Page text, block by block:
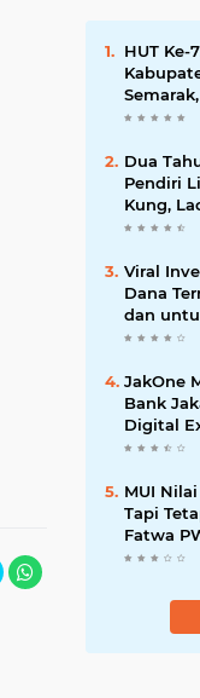
HUT Ke-
Dua
Pendiri
Kung,
Amanah
Viral
Dana
dan
JakOne
Bank
Digital
Awards
MUI
Tapi
Fatwa